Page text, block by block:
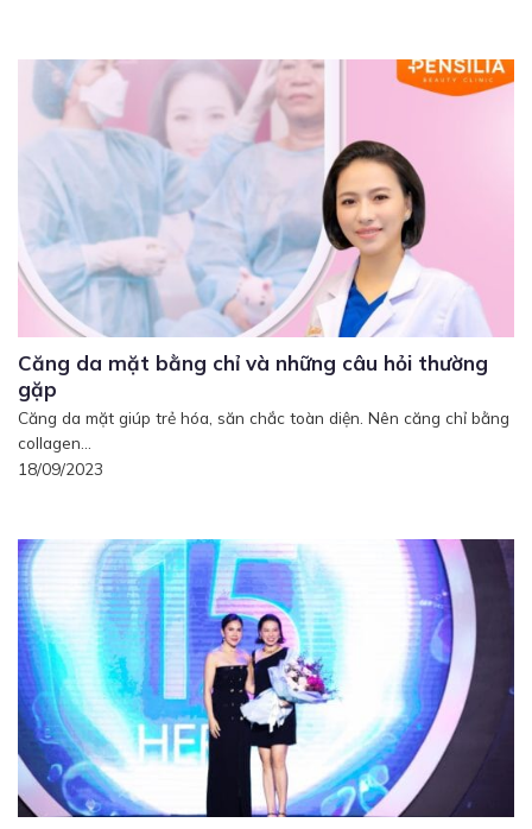
Căng da mặt bằng chỉ và những câu hỏi thường
gặp
Căng da mặt giúp trẻ hóa, săn chắc toàn diện. Nên căng chỉ bằng
collagen...
18/09/2023